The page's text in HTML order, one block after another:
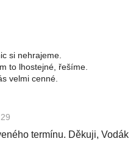
si nehrajeme.
to lhostejné, řešíme.
velmi cenné.
termínu. Děkuji, Vodák